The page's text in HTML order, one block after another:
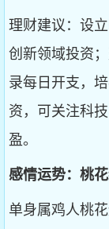
理财建议：设
创新领域投资
录每日开支，
资，可关注科
盈。
感情运势：桃
单身属鸡人桃